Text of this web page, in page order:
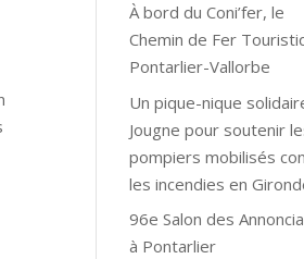
À bord du Coni’fer, le
Chemin de Fer
Pontarlier-Vallorbe
Un pique-nique
Jougne pour soutenir
pompiers mobilisés
les incendies en
96e Salon des
à Pontarlier